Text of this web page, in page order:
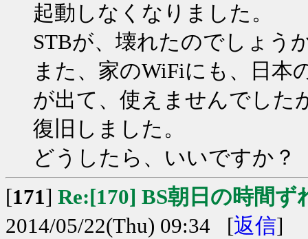
起動しなくなりました。
STBが、壊れたのでしょう
また、家のWiFiにも、日本
が出て、使えませんでした
復旧しました。
どうしたら、いいですか？
[171] Re:[170] BS朝日の時間ず
2014/05/22(Thu) 09:34 [返信]